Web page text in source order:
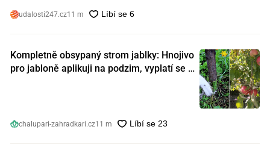
udalosti247.cz11 m
Kompletně obsypaný strom jablky: Hnojivo
pro jabloně aplikuji na podzim, vyplatí se s
chalupari-zahradkari.cz11 m